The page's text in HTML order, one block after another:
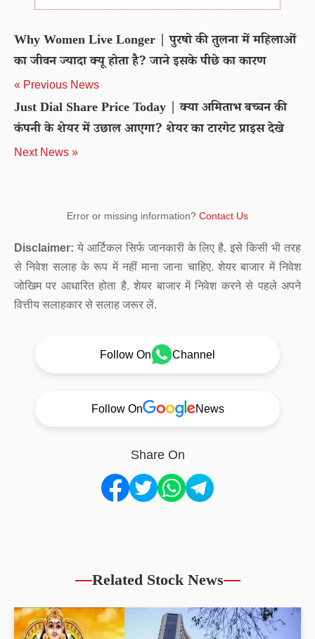
Why Women Live Longer | पुरषो की तुलना में महिलाओं
का जीवन ज्यादा क्यू होता है? जाने इसके पीछे का कारण
« Previous News
Just Dial Share Price Today | क्या अमिताभ बच्चन की
कंपनी के शेयर में उछाल आएगा? शेयर का टारगेट प्राइस देखे
Next News »
Error or missing information? Contact Us
Disclaimer: ये आर्टिकल सिर्फ जानकारी के लिए है. इसे किसी भी तरह
से निवेश सलाह के रूप में नहीं माना जाना चाहिए. शेयर बाजार में निवेश
जोखिम पर आधारित होता है. शेयर बाजार में निवेश करने से पहले अपने
वित्तीय सलाहकार से सलाह जरूर लें.
Follow On Channel
Follow On News
Share On
Related Stock News